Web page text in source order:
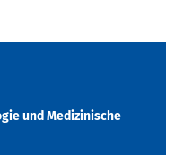
und Medizinische